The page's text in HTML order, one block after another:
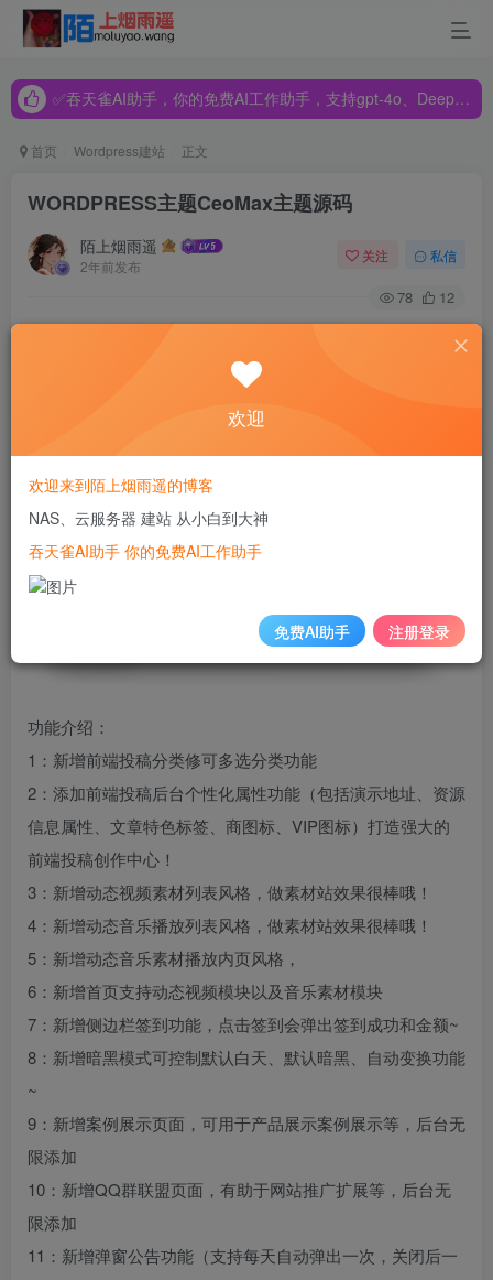
✅吞天雀AI助手，你的免费AI工作助手，支持gpt-4o、DeepSeek、Claude🔥🔥🔥🔥
✅吞天雀AI助手，你的免费AI工作助手，支持gpt-4o、DeepSeek、Claude🔥🔥🔥🔥
首页 Wordpress建站 正文
WORDPRESS主题CeoMax主题源码
陌上烟雨遥
2年前发布
关注 私信
78 12
WORDPRESS主题CeoMax主题源码
功能介绍：
1：新增前端投稿分类修可多选分类功能
2：添加前端投稿后台个性化属性功能（包括演示地址、资源
信息属性、文章特色标签、商图标、VIP图标）打造强大的
前端投稿创作中心！
3：新增动态视频素材列表风格，做素材站效果很棒哦！
4：新增动态音乐播放列表风格，做素材站效果很棒哦！
5：新增动态音乐素材播放内页风格，
6：新增首页支持动态视频模块以及音乐素材模块
7：新增侧边栏签到功能，点击签到会弹出签到成功和金额~
8：新增暗黑模式可控制默认白天、默认暗黑、自动变换功能
~
9：新增案例展示页面，可用于产品展示案例展示等，后台无
限添加
10：新增QQ群联盟页面，有助于网站推广扩展等，后台无
限添加
11：新增弹窗公告功能（支持每天自动弹出一次，关闭后一
欢迎
欢迎来到陌上烟雨遥的博客
NAS、云服务器 建站 从小白到大神
吞天雀AI助手 你的免费AI工作助手
免费AI助手 注册登录